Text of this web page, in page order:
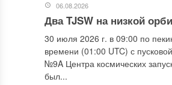
06.08.2026
Два TJSW на низкой
30 июля 2026 г. в 09:00 по
времени (01:00 UTC) с
№9A Центра космических
был...